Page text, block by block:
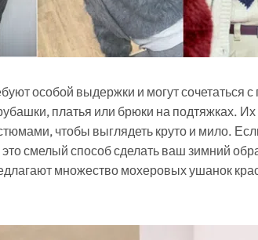
особой выдержки и могут сочетаться
платья или брюки на подтяжках.
чтобы выглядеть круто и мило.
смелый способ сделать ваш зимний
множество мохеровых ушанок